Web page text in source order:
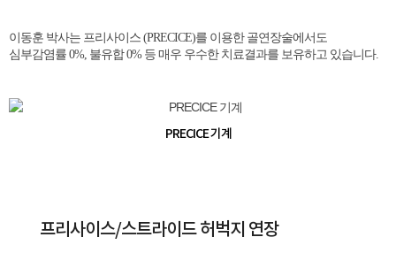
이동훈 박사는 프리사이스 (PRECICE)를 이용한 골연장술에서도
심부감염률 0%, 불유합 0% 등 매우 우수한 치료결과를 보유하고 있습니다.
PRECICE 기계
프리사이스/스트라이드 허벅지 연장